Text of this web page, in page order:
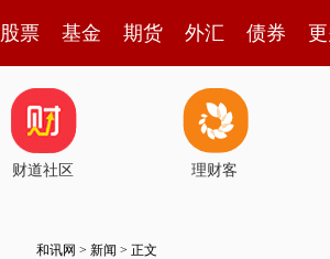
股票 基金 期货 外汇 债券
财道社区 理财客
和讯网 > 新闻 > 正文